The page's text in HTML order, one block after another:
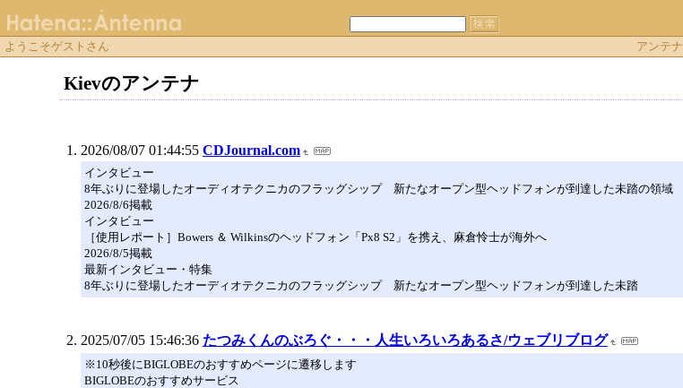
ようこそゲストさん アンテナ
Kievのアンテナ
2026/08/07 01:44:55 CDJournal.com
インタビュー
8年ぶりに登場したオーディオテクニカのフラッグシップ 新たなオープン型ヘッドフォンが到達した未踏の領域
2026/8/6掲載
インタビュー
［使用レポート］Bowers ＆ Wilkinsのヘッドフォン「Px8 S2」を携え、麻倉怜士が海外へ
2026/8/5掲載
最新インタビュー・特集
8年ぶりに登場したオーディオテクニカのフラッグシップ 新たなオープン型ヘッドフォンが到達した未踏
2025/07/05 15:46:36 たつみくんのぶろぐ・・・人生いろいろあるさ/ウェブリブログ
※10秒後にBIGLOBEのおすすめページに遷移します
BIGLOBEのおすすめサービス